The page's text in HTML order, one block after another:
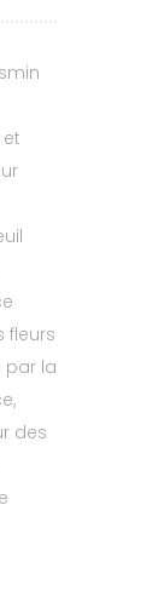
fleurs
par la
des